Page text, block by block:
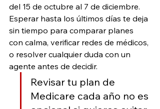
del 15 de octubre al 7 de diciembre.
Esperar hasta los últimos días te deja
sin tiempo para comparar planes
con calma, verificar redes de médicos,
o resolver cualquier duda con un
agente antes de decidir.
Revisar tu plan de
Medicare cada año no es